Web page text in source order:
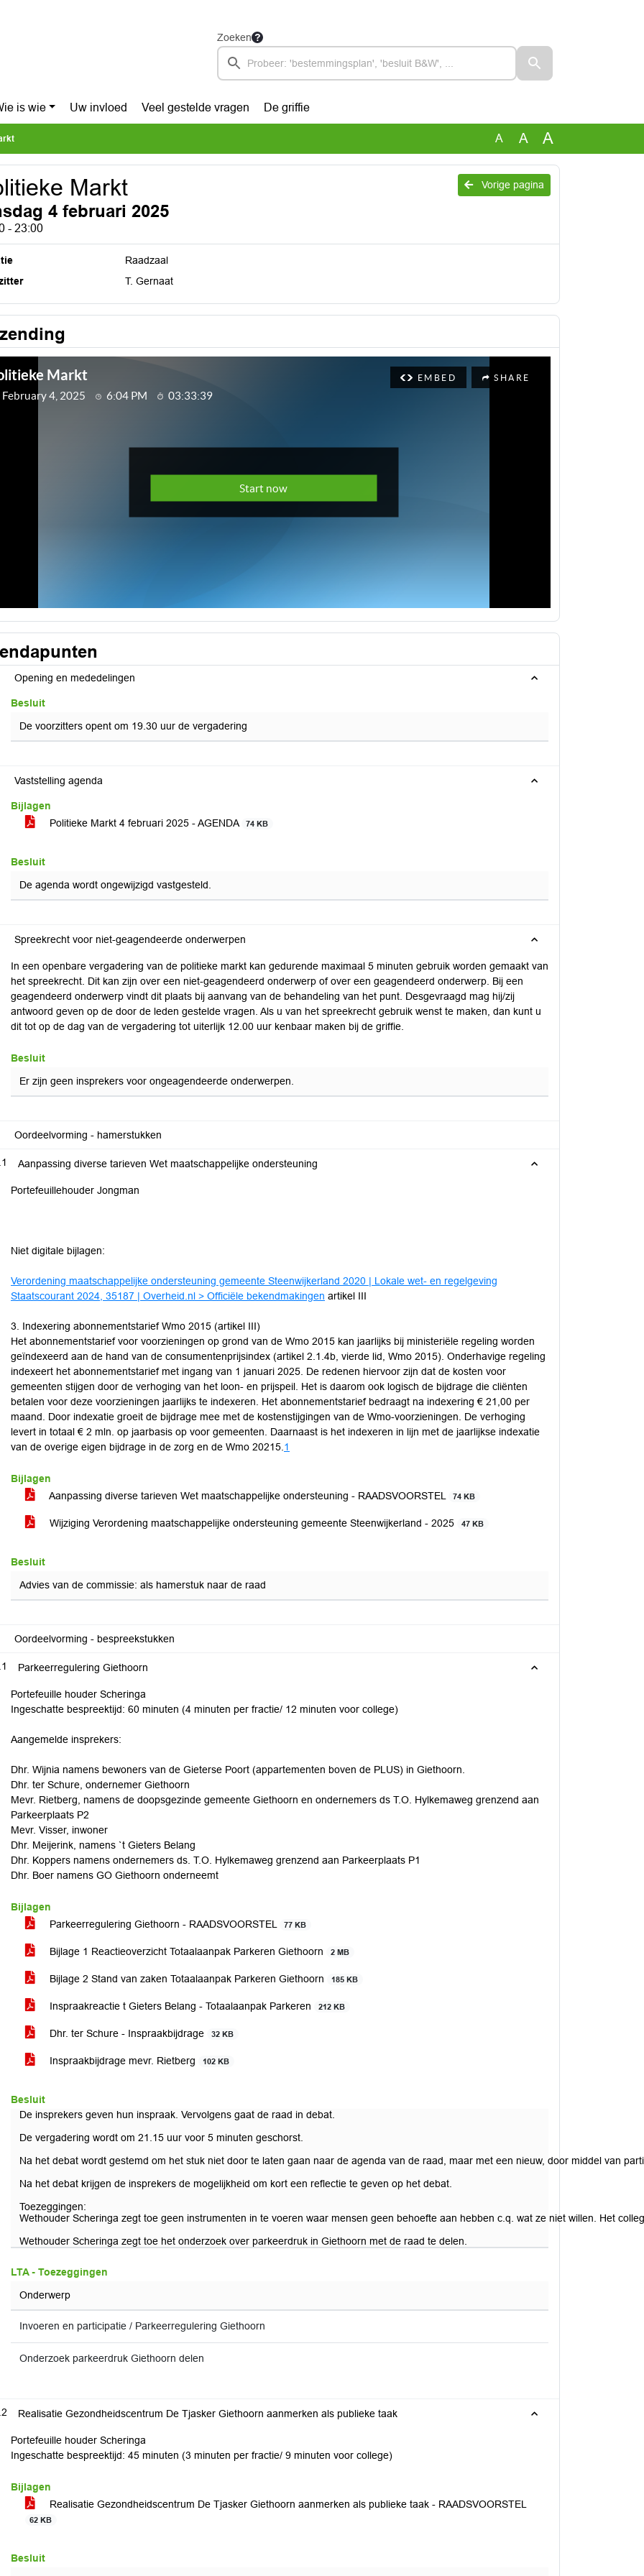
Zoeken
is wie Uw invloed Veel gestelde vragen De griffie
A A A
Vorige pagina
Markt
4 februari 2025
- 23:00
Raadzaal
T. Gernaat
Opening en mededelingen
Besluit
De voorzitters opent om 19.30 uur de vergadering
Vaststelling agenda
Bijlagen
Politieke Markt 4 februari 2025 - AGENDA
74 KB
Besluit
De agenda wordt ongewijzigd vastgesteld.
Spreekrecht voor niet-geagendeerde onderwerpen
In een openbare vergadering van de politieke markt kan gedurende maximaal 5 minuten gebruik worden gemaakt van
het spreekrecht. Dit kan zijn over een niet-geagendeerd onderwerp of over een geagendeerd onderwerp. Bij een
geagendeerd onderwerp vindt dit plaats bij aanvang van de behandeling van het punt. Desgevraagd mag hij/zij
antwoord geven op de door de leden gestelde vragen. Als u van het spreekrecht gebruik wenst te maken, dan kunt u
dit tot op de dag van de vergadering tot uiterlijk 12.00 uur kenbaar maken bij de griffie.
Besluit
Er zijn geen insprekers voor ongeagendeerde onderwerpen.
Oordeelvorming - hamerstukken
Aanpassing diverse tarieven Wet maatschappelijke ondersteuning
Portefeuillehouder Jongman
Niet digitale bijlagen:
Verordening maatschappelijke ondersteuning gemeente Steenwijkerland 2020 | Lokale wet- en regelgeving
Staatscourant 2024, 35187 | Overheid.nl > Officiële bekendmakingen artikel III
3. Indexering abonnementstarief Wmo 2015 (artikel III)
Het abonnementstarief voor voorzieningen op grond van de Wmo 2015 kan jaarlijks bij ministeriële regeling worden
geïndexeerd aan de hand van de consumentenprijsindex (artikel 2.1.4b, vierde lid, Wmo 2015). Onderhavige regeling
indexeert het abonnementstarief met ingang van 1 januari 2025. De redenen hiervoor zijn dat de kosten voor
gemeenten stijgen door de verhoging van het loon- en prijspeil. Het is daarom ook logisch de bijdrage die cliënten
betalen voor deze voorzieningen jaarlijks te indexeren. Het abonnementstarief bedraagt na indexering € 21,00 per
maand. Door indexatie groeit de bijdrage mee met de kostenstijgingen van de Wmo-voorzieningen. De verhoging
levert in totaal € 2 mln. op jaarbasis op voor gemeenten. Daarnaast is het indexeren in lijn met de jaarlijkse indexatie
van de overige eigen bijdrage in de zorg en de Wmo 20215. 1
Bijlagen
Aanpassing diverse tarieven Wet maatschappelijke ondersteuning - RAADSVOORSTEL
74 KB
Wijziging Verordening maatschappelijke ondersteuning gemeente Steenwijkerland - 2025 47 KB
Besluit
Advies van de commissie: als hamerstuk naar de raad
Oordeelvorming - bespreekstukken
Parkeerregulering Giethoorn
Portefeuille houder Scheringa
Ingeschatte bespreektijd: 60 minuten (4 minuten per fractie/ 12 minuten voor college)
Aangemelde insprekers:
Dhr. Wijnia namens bewoners van de Gieterse Poort (appartementen boven de PLUS) in Giethoorn.
Dhr. ter Schure, ondernemer Giethoorn
Mevr. Rietberg, namens de doopsgezinde gemeente Giethoorn en ondernemers ds T.O. Hylkemaweg grenzend aan
Parkeerplaats P2
Mevr. Visser, inwoner
Dhr. Meijerink, namens `t Gieters Belang
Dhr. Koppers namens ondernemers ds. T.O. Hylkemaweg grenzend aan Parkeerplaats P1
Dhr. Boer namens GO Giethoorn onderneemt
Bijlagen
Parkeerregulering Giethoorn - RAADSVOORSTEL
77 KB
Bijlage 1 Reactieoverzicht Totaalaanpak Parkeren Giethoorn 2 MB
Bijlage 2 Stand van zaken Totaalaanpak Parkeren Giethoorn 185 KB
Inspraakreactie t Gieters Belang - Totaalaanpak Parkeren 212 KB
Dhr. ter Schure - Inspraakbijdrage 32 KB
Inspraakbijdrage mevr. Rietberg 102 KB
Besluit
De insprekers geven hun inspraak. Vervolgens gaat de raad in debat.
De vergadering wordt om 21.15 uur voor 5 minuten geschorst.
Na het debat wordt gestemd om het stuk niet door te laten gaan naar de agenda van de raad, maar met een nieuw, door middel van
Na het debat krijgen de insprekers de mogelijkheid om kort een reflectie te geven op het debat.
Toezeggingen:
Wethouder Scheringa zegt toe geen instrumenten in te voeren waar mensen geen behoefte aan hebben c.q. wat ze niet willen. Het
Wethouder Scheringa zegt toe het onderzoek over parkeerdruk in Giethoorn met de raad te delen.
LTA - Toezeggingen
Onderwerp
Invoeren en participatie / Parkeerregulering Giethoorn
Onderzoek parkeerdruk Giethoorn delen
Realisatie Gezondheidscentrum De Tjasker Giethoorn aanmerken als publieke taak
Portefeuille houder Scheringa
Ingeschatte bespreektijd: 45 minuten (3 minuten per fractie/ 9 minuten voor college)
Bijlagen
Realisatie Gezondheidscentrum De Tjasker Giethoorn aanmerken als publieke taak - RAADSVOORSTEL
62 KB
Besluit